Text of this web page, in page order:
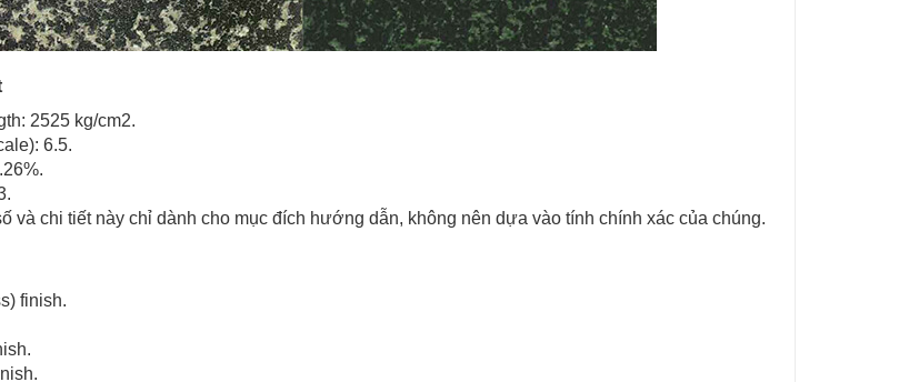
2525 kg/cm2.
6.5.
và chi tiết này chỉ dành cho mục đích hướng dẫn, không nên dựa vào tính chính xác của chúng.
finish.